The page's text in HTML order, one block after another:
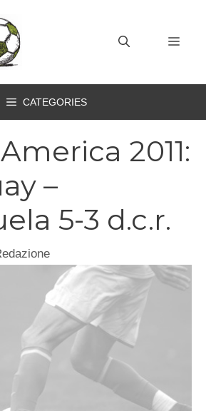
CATEGORIES
2011:
–
5-3 d.c.r.